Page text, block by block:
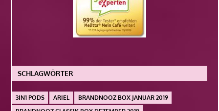
SCHLAGWÖRTER
3IN1 PODS ARIEL
BRANDNOOZ BOX JANUAR 2019